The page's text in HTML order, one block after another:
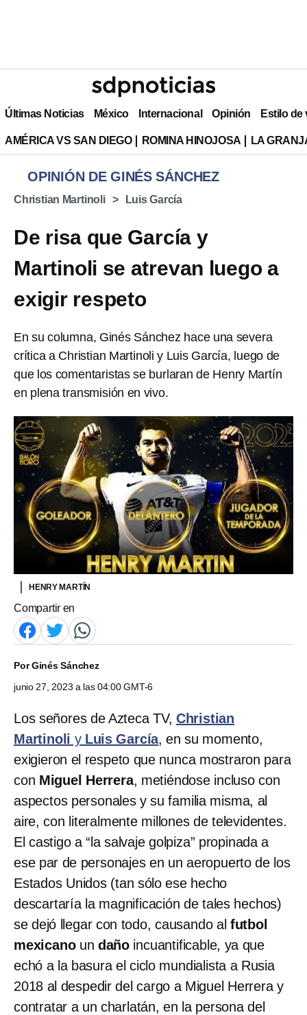
Últimas Noticias México Internacional Opinión Estilo de
AMÉRICA VS SAN DIEGO ROMINA HINOJOSA LA
OPINIÓN DE GINÉS SÁNCHEZ
Christian Martinoli Luis García
De risa que García y
Martinoli se atrevan luego a
exigir respeto
En su columna, Ginés Sánchez hace una severa
crítica a Christian Martinoli y Luis García, luego de
que los comentaristas se burlaran de Henry Martín
en plena transmisión en vivo.
HENRY MARTÍN
Compartir en
PorGinés Sánchez
junio 27, 2023 a las 04:00 GMT-6
Los señores de Azteca TV, Christian
Martinoli y Luis García, en su momento,
exigieron el respeto que nunca mostraron para
con Miguel Herrera, metiéndose incluso con
aspectos personales y su familia misma, al
aire, con literalmente millones de televidentes.
El castigo a “la salvaje golpiza” propinada a
ese par de personajes en un aeropuerto de los
Estados Unidos (tan sólo ese hecho
descartaría la magnificación de tales hechos)
se dejó llegar con todo, causando al futbol
mexicanoun daño incuantificable, ya que
echó a la basura el ciclo mundialista a Rusia
2018 al despedir del cargo a Miguel Herrera y
contratar a un charlatán, en la persona del